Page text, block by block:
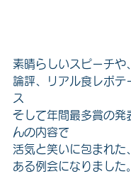
素晴らしいスピーチや
論評、リアル食レポテ
ス
そして年間最多賞の発
んの内容で
活気と笑いに包まれた
ある例会になりました。